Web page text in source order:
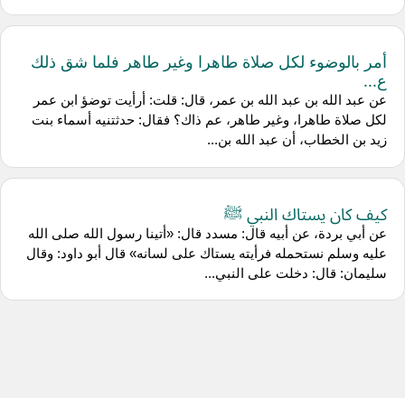
أمر بالوضوء لكل صلاة طاهرا وغير طاهر فلما شق ذلك
ع...
عن عبد الله بن عبد الله بن عمر، قال: قلت: أرأيت توضؤ ابن عمر
لكل صلاة طاهرا، وغير طاهر، عم ذاك؟ فقال: حدثتنيه أسماء بنت
زيد بن الخطاب، أن عبد الله بن...
كيف كان يستاك النبي ﷺ
عن أبي بردة، عن أبيه قال: مسدد قال: «أتينا رسول الله صلى الله
عليه وسلم نستحمله فرأيته يستاك على لسانه» قال أبو داود: وقال
سليمان: قال: دخلت على النبي...